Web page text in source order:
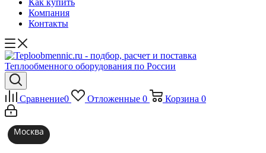
Как купить
Компания
Контакты
Сравнение0 Отложенные 0 Корзина 0
Москва